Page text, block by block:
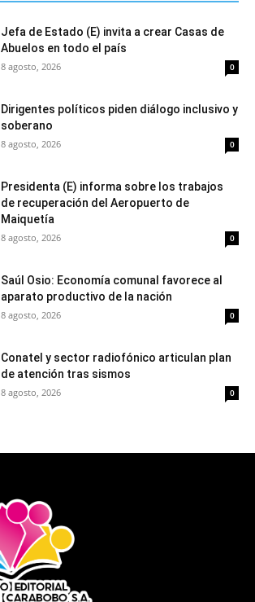
Jefa de Estado (E) invita a crear Casas de
Abuelos en todo el país
8 agosto, 2026 0
Dirigentes políticos piden diálogo inclusivo y
soberano
8 agosto, 2026 0
Presidenta (E) informa sobre los trabajos
de recuperación del Aeropuerto de
Maiquetía
8 agosto, 2026 0
Saúl Osio: Economía comunal favorece al
aparato productivo de la nación
8 agosto, 2026 0
Conatel y sector radiofónico articulan plan
de atención tras sismos
8 agosto, 2026 0